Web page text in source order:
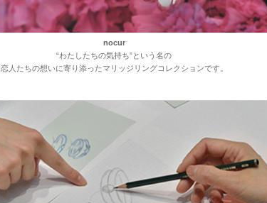
nocur
“わたしたちの気持ち”という名の
恋人たちの想いに寄り添ったマリッジリングコレクションです。